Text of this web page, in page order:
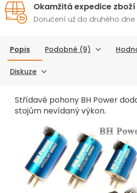
Okamžitá expedice zboží
Doručení už do druhého dne
Popis Podobné (9)
Diskuze
Střídavé pohony BH Power
stojům nevídaný výkon.